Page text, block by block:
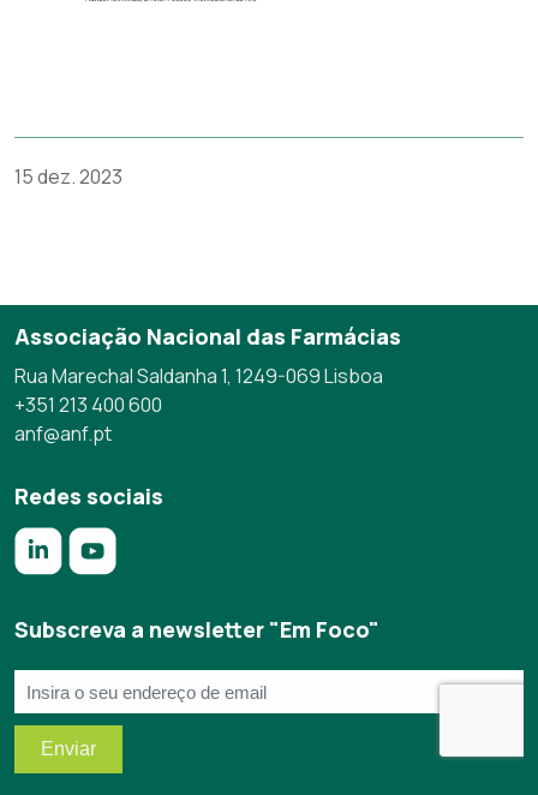
15 dez. 2023
Associação Nacional das Farmácias
Rua Marechal Saldanha 1, 1249-069 Lisboa
+351 213 400 600
anf@anf.pt
Redes sociais
Subscreva a newsletter "Em Foco"